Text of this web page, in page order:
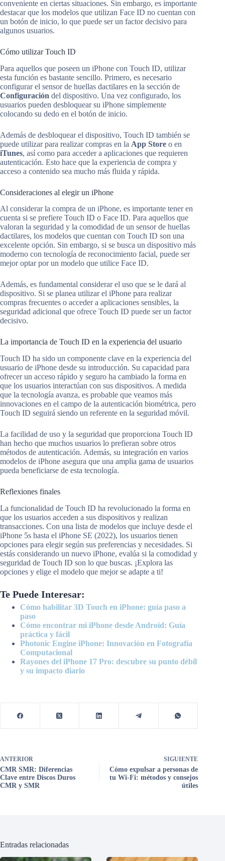
conveniente en ciertas situaciones. Sin embargo, es importante
destacar que los modelos que utilizan Face ID no cuentan con
un botón de inicio, lo que puede ser un factor decisivo para
algunos usuarios.
Cómo utilizar Touch ID
Para aquellos que poseen un iPhone con Touch ID, utilizar
esta función es bastante sencillo. Primero, es necesario
configurar el sensor de huellas dactilares en la sección de
Configuración del dispositivo. Una vez configurado, los
usuarios pueden desbloquear su iPhone simplemente
colocando su dedo en el botón de inicio.
Además de desbloquear el dispositivo, Touch ID también se
puede utilizar para realizar compras en la App Store o en
iTunes, así como para acceder a aplicaciones que requieren
autenticación. Esto hace que la experiencia de compra y
acceso a contenido sea mucho más fluida y rápida.
Consideraciones al elegir un iPhone
Al considerar la compra de un iPhone, es importante tener en
cuenta si se prefiere Touch ID o Face ID. Para aquellos que
valoran la seguridad y la comodidad de un sensor de huellas
dactilares, los modelos que cuentan con Touch ID son una
excelente opción. Sin embargo, si se busca un dispositivo más
moderno con tecnología de reconocimiento facial, puede ser
mejor optar por un modelo que utilice Face ID.
Además, es fundamental considerar el uso que se le dará al
dispositivo. Si se planea utilizar el iPhone para realizar
compras frecuentes o acceder a aplicaciones sensibles, la
seguridad adicional que ofrece Touch ID puede ser un factor
decisivo.
La importancia de Touch ID en la experiencia del usuario
Touch ID ha sido un componente clave en la experiencia del
usuario de iPhone desde su introducción. Su capacidad para
ofrecer un acceso rápido y seguro ha cambiado la forma en
que los usuarios interactúan con sus dispositivos. A medida
que la tecnología avanza, es probable que veamos más
innovaciones en el campo de la autenticación biométrica, pero
Touch ID seguirá siendo un referente en la seguridad móvil.
La facilidad de uso y la seguridad que proporciona Touch ID
han hecho que muchos usuarios lo prefieran sobre otros
métodos de autenticación. Además, su integración en varios
modelos de iPhone asegura que una amplia gama de usuarios
pueda beneficiarse de esta tecnología.
Reflexiones finales
La funcionalidad de Touch ID ha revolucionado la forma en
que los usuarios acceden a sus dispositivos y realizan
transacciones. Con una lista de modelos que incluye desde el
iPhone 5s hasta el iPhone SE (2022), los usuarios tienen
opciones para elegir según sus preferencias y necesidades. Si
estás considerando un nuevo iPhone, evalúa si la comodidad y
seguridad de Touch ID son lo que buscas. ¡Explora las
opciones y elige el modelo que mejor se adapte a ti!
Te Puede Interesar:
Cómo habilitar 3D Touch en iPhone: guía paso a
paso
Cómo encontrar mi iPhone desde Android: Guía
práctica y fácil
Photonic Engine iPhone: Innovación en Fotografía
Computacional
Rayones del iPhone 17 Pro: descubre su punto débil
y su impacto diario
ANTERIOR
CMR SMR: Diferencias
Clave entre Discos Duros
CMR y SMR
SIGUIENTE
Cómo expulsar a personas de
tu Wi-Fi: métodos y consejos
útiles
Entradas relacionadas